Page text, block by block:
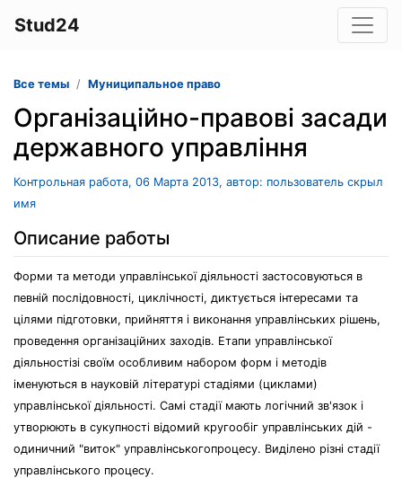
Stud24
Все темы Муниципальное право
Організаційно-правові засади
державного управління
Контрольная работа, 06 Марта 2013, автор: пользователь скрыл
имя
Описание работы
Форми та методи управлінської діяльності застосовуються в
певній послідовності, циклічності, диктується інтересами та
цілями підготовки, прийняття і виконання управлінських рішень,
проведення організаційних заходів. Етапи управлінської
діяльностізі своїм особливим набором форм і методів
іменуються в науковій літературі стадіями (циклами)
управлінської діяльності. Самі стадії мають логічний зв'язок і
утворюють в сукупності відомий кругообіг управлінських дій -
одиничний "виток" управлінськогопроцесу. Виділено різні стадії
управлінського процесу.